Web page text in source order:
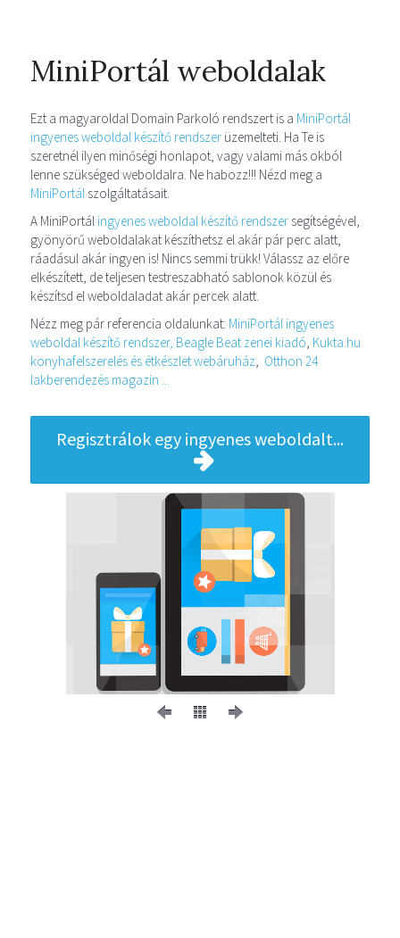
MiniPortál weboldalak
Ezt a magyaroldal Domain Parkoló rendszert is a MiniPortál
ingyenes weboldal készítő rendszer üzemelteti. Ha Te is
szeretnél ilyen minőségi honlapot, vagy valami más okból
lenne szükséged weboldalra. Ne habozz!!! Nézd meg a
MiniPortál szolgáltatásait.
A MiniPortál ingyenes weboldal készítő rendszer segítségével,
gyönyörű weboldalakat készíthetsz el akár pár perc alatt,
ráadásul akár ingyen is! Nincs semmi trükk! Válassz az előre
elkészített, de teljesen testreszabható sablonok közül és
készítsd el weboldaladat akár percek alatt.
Nézz meg pár referencia oldalunkat: MiniPortál ingyenes
weboldal készítő rendszer, Beagle Beat zenei kiadó, Kukta.hu
konyhafelszerelés és étkészlet webáruház, Otthon 24
lakberendezés magazin ...
Regisztrálok egy ingyenes weboldalt...